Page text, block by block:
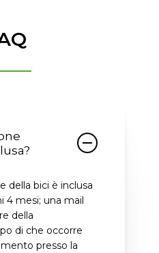
della bici è inclusa
4 mesi; una mail
della
di che occorre
presso la